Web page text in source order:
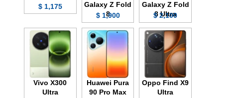
Galaxy Z Fold
8 Ultra
2,100 $
Galaxy Z Fold
8
1,900 $
1,175 $
Oppo Find X9
Ultra
Huawei Pura
90 Pro Max
Vivo X300
Ultra